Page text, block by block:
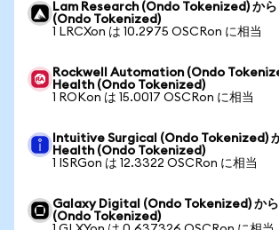
Lam Research (Ondo Tokenized) か
(Ondo Tokenized)
1 LRCXon は 10.2975 OSCRon に相当
Rockwell Automation (Ondo
Health (Ondo Tokenized)
1 ROKon は 15.0017 OSCRon に相当
Intuitive Surgical (Ondo Tokenized)
Health (Ondo Tokenized)
1 ISRGon は 12.3322 OSCRon に相当
Galaxy Digital (Ondo Tokenized) か
(Ondo Tokenized)